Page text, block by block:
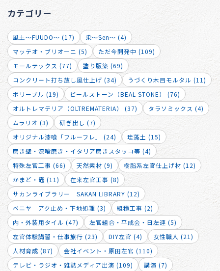
カテゴリー
風土～FUUDO～ (17)
染～Sen～ (4)
マッテオ・ブリオーニ (5)
ただ今開発中 (109)
モールテックス (77)
塗り版築 (69)
コンクリート打ち放し風仕上げ (34)
うづくり木目モルタル (11)
ポリーブル (19)
ビールストーン（BEAL STONE） (76)
オルトレマテリア（OLTREMATERIA） (37)
タラソミックス (4)
ムラリオ (3)
研ぎ出し (7)
オリジナル漆喰「フルーフレ」 (24)
珪藻土 (15)
磨き壁・漆喰磨き・イタリア磨きスタッコ等 (4)
特殊左官工事 (66)
天然素材 (9)
樹脂系左官仕上げ材 (12)
かまど・竈 (11)
在来左官工事 (8)
サカンライブラリー SAKAN LIBRARY (12)
ベニヤ アク止め・下地処理 (3)
組積工事 (2)
内・外装用タイル (47)
左官組合・平成会・日左連 (5)
左官体験講習・仕事旅行 (23)
DIY左官 (4)
女性職人 (21)
人材育成 (87)
会社イベント・原田左官 (110)
テレビ・ラジオ・雑誌メディア出演 (109)
講演 (7)